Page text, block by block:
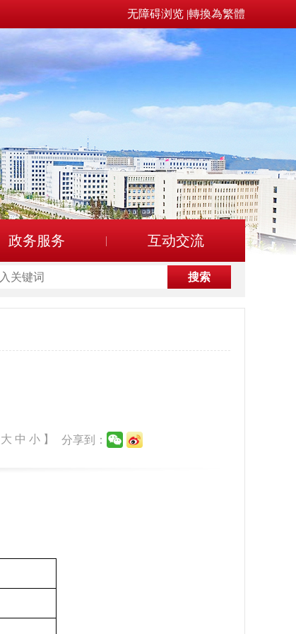
无障碍浏览 |轉換為繁體
政务服务 互动交流
大 中 小 】 分享到：